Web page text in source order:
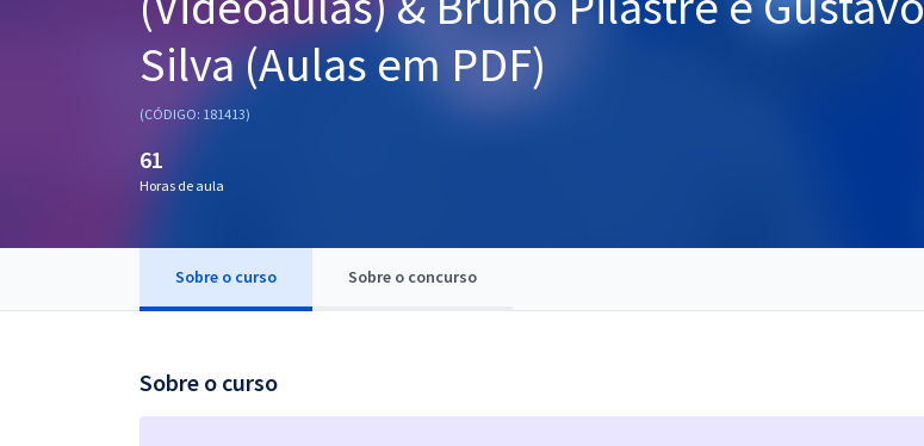
Questões grátis
Silva (Aulas em PDF)
(CÓDIGO: 181413)
61
Horas de aula
Sobre o curso Sobre o concurso
Sobre o curso